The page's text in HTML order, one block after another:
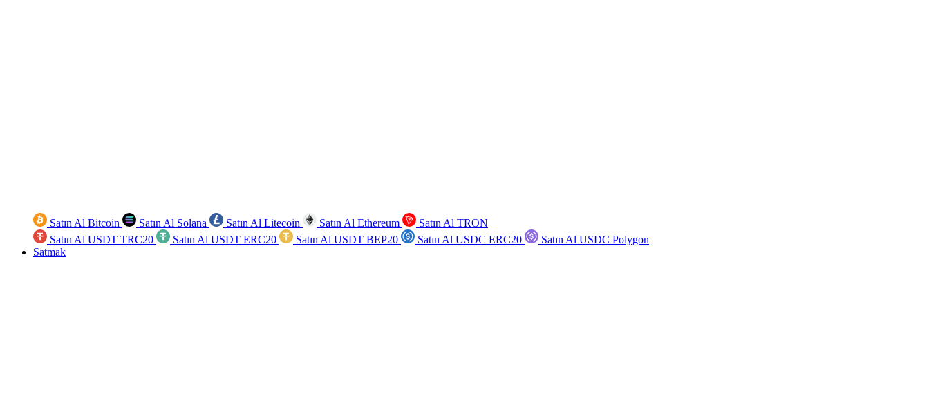
Satın Al Bitcoin Satın Al Solana Satın Al Litecoin Satın Al Ethereum
Satın Al TRON
Satın Al USDT TRC20
Satın Al USDT ERC20 Satın Al USDT BEP20 Satın Al USDC ERC20
Satın Al USDC Polygon
Satmak